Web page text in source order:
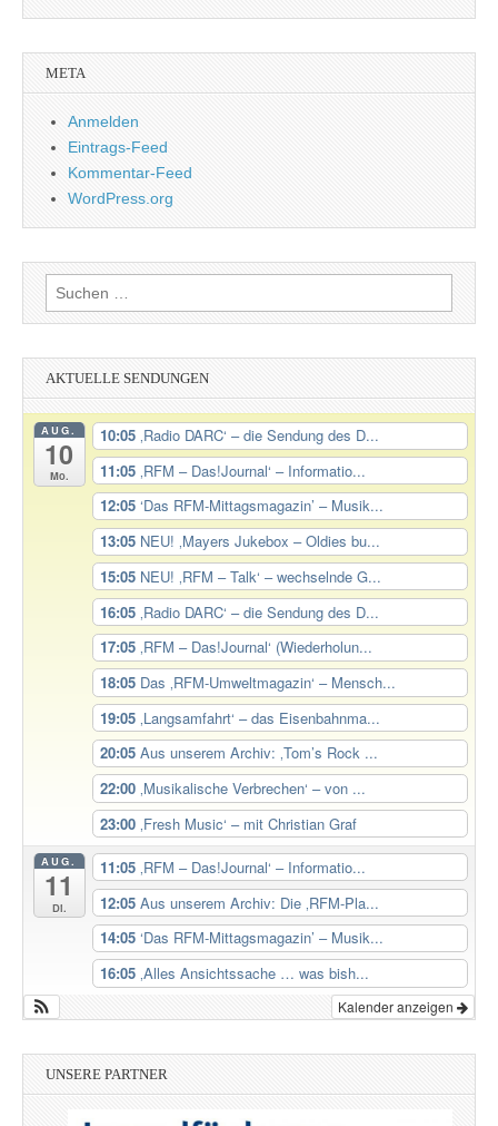
META
Anmelden
Eintrags-Feed
Kommentar-Feed
WordPress.org
Suchen
nach:
AKTUELLE SENDUNGEN
AUG.
10
Mo.
10:05 ‚Radio DARC‘ – die Sendung des D...
11:05 ‚RFM – Das!Journal‘ – Informatio...
12:05 ‘Das RFM-Mittagsmagazin’ – Musik...
13:05 NEU! ‚Mayers Jukebox – Oldies bu...
15:05 NEU! ‚RFM – Talk‘ – wechselnde G...
16:05 ‚Radio DARC‘ – die Sendung des D...
17:05 ‚RFM – Das!Journal‘ (Wiederholun...
18:05 Das ‚RFM-Umweltmagazin‘ – Mensch...
19:05 ‚Langsamfahrt‘ – das Eisenbahnma...
20:05 Aus unserem Archiv: ‚Tom’s Rock ...
22:00 ‚Musikalische Verbrechen‘ – von ...
23:00 ‚Fresh Music‘ – mit Christian Graf
AUG.
11
Di.
11:05 ‚RFM – Das!Journal‘ – Informatio...
12:05 Aus unserem Archiv: Die ‚RFM-Pla...
14:05 ‘Das RFM-Mittagsmagazin’ – Musik...
16:05 ‚Alles Ansichtssache … was bish...
Kalender anzeigen
UNSERE PARTNER